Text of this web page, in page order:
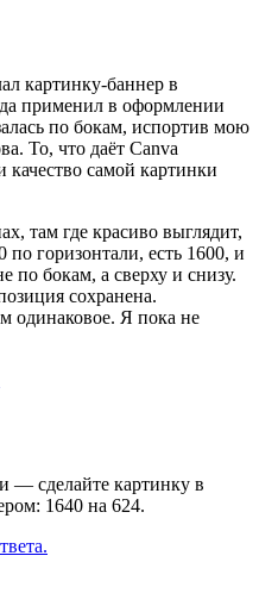
картинку-баннер в
применил в оформлении
по бокам, испортив мою
То, что даёт Canva
качество самой картинки
там где красиво выглядит,
по горизонтали, есть 1600, и
по бокам, а сверху и снизу.
сохранена.
одинаковое. Я пока не
— сделайте картинку в
1640 на 624.